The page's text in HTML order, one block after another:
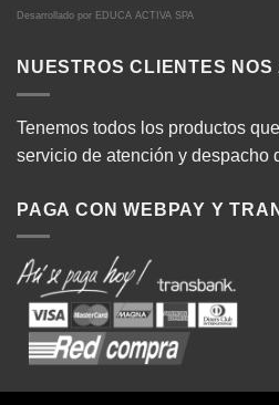
Desarrollado por EDUCA ACTIVA SPA
NUESTROS CLIENTES NOS
Tenemos todos los productos
servicio de atención y despacho
PAGA CON WEBPAY Y